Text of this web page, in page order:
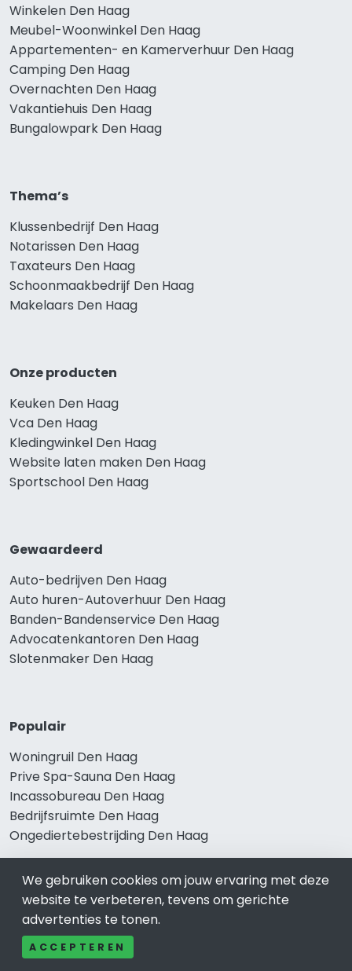
Winkelen Den Haag
Meubel-Woonwinkel Den Haag
Appartementen- en Kamerverhuur Den Haag
Camping Den Haag
Overnachten Den Haag
Vakantiehuis Den Haag
Bungalowpark Den Haag
Thema’s
Klussenbedrijf Den Haag
Notarissen Den Haag
Taxateurs Den Haag
Schoonmaakbedrijf Den Haag
Makelaars Den Haag
Onze producten
Keuken Den Haag
Vca Den Haag
Kledingwinkel Den Haag
Website laten maken Den Haag
Sportschool Den Haag
Gewaardeerd
Auto-bedrijven Den Haag
Auto huren-Autoverhuur Den Haag
Banden-Bandenservice Den Haag
Advocatenkantoren Den Haag
Slotenmaker Den Haag
Populair
Woningruil Den Haag
Prive Spa-Sauna Den Haag
Incassobureau Den Haag
Bedrijfsruimte Den Haag
Ongediertebestrijding Den Haag
We gebruiken cookies om jouw ervaring met deze
website te verbeteren, tevens om gerichte
advertenties te tonen.
ACCEPTEREN